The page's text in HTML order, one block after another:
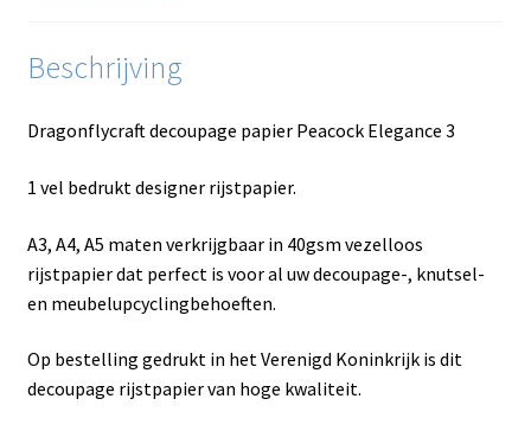
Beschrijving
Dragonflycraft decoupage papier Peacock Elegance 3
1 vel bedrukt designer rijstpapier.
A3, A4, A5 maten verkrijgbaar in 40gsm vezelloos
rijstpapier dat perfect is voor al uw decoupage-, knutsel-
en meubelupcyclingbehoeften.
Op bestelling gedrukt in het Verenigd Koninkrijk is dit
decoupage rijstpapier van hoge kwaliteit.